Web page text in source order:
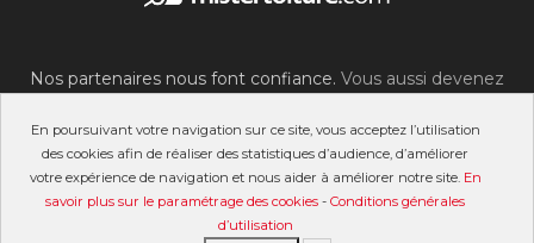
En poursuivant votre navigation sur ce site, vous acceptez l’utilisation
des cookies afin de réaliser des statistiques d’audience, d’améliorer
votre expérience de navigation et nous aider à améliorer notre site. En
savoir plus sur le paramétrage des cookies - Conditions générales
d’utilisation
Nos partenaires nous font confiance. Vous aussi devenez
©2007-2026 Stade Olympique Choletais